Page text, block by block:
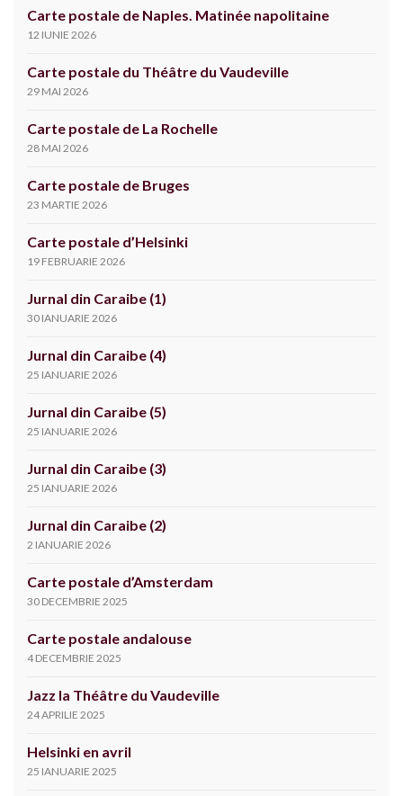
Carte postale de Naples. Matinée napolitaine
12 IUNIE 2026
Carte postale du Théâtre du Vaudeville
29 MAI 2026
Carte postale de La Rochelle
28 MAI 2026
Carte postale de Bruges
23 MARTIE 2026
Carte postale d’Helsinki
19 FEBRUARIE 2026
Jurnal din Caraibe (1)
30 IANUARIE 2026
Jurnal din Caraibe (4)
25 IANUARIE 2026
Jurnal din Caraibe (5)
25 IANUARIE 2026
Jurnal din Caraibe (3)
25 IANUARIE 2026
Jurnal din Caraibe (2)
2 IANUARIE 2026
Carte postale d’Amsterdam
30 DECEMBRIE 2025
Carte postale andalouse
4 DECEMBRIE 2025
Jazz la Théâtre du Vaudeville
24 APRILIE 2025
Helsinki en avril
25 IANUARIE 2025